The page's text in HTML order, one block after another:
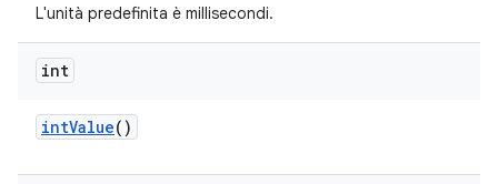
L'unità predefinita è millisecondi.
int
intValue()